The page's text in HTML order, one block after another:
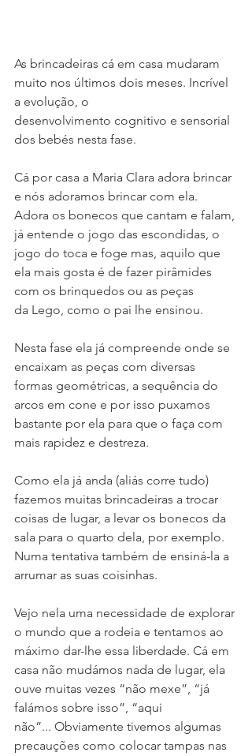
As brincadeiras cá em casa mudaram
muito nos últimos dois meses. Incrível
a evolução, o
desenvolvimento cognitivo e sensorial
dos bebés nesta fase.
Cá por casa a Maria Clara adora brincar
e nós adoramos brincar com ela.
Adora os bonecos que cantam e falam,
já entende o jogo das escondidas, o
jogo do toca e foge mas, aquilo que
ela mais gosta é de fazer pirâmides
com os brinquedos ou as peças
da Lego, como o pai lhe ensinou.
Nesta fase ela já compreende onde se
encaixam as peças com diversas
formas geométricas, a sequência do
arcos em cone e por isso puxamos
bastante por ela para que o faça com
mais rapidez e destreza.
Como ela já anda (aliás corre tudo)
fazemos muitas brincadeiras a trocar
coisas de lugar, a levar os bonecos da
sala para o quarto dela, por exemplo.
Numa tentativa também de ensiná-la a
arrumar as suas coisinhas.
Vejo nela uma necessidade de explorar
o mundo que a rodeia e tentamos ao
máximo dar-lhe essa liberdade. Cá em
casa não mudámos nada de lugar, ela
ouve muitas vezes “não mexe”, “já
falámos sobre isso”, “aqui
não”... Obviamente tivemos algumas
precauções como colocar tampas nas